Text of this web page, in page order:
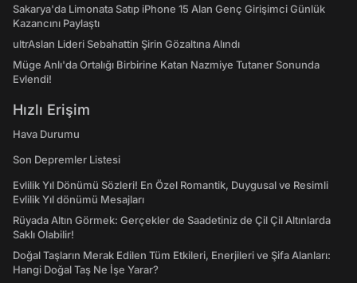
Sakarya'da Limonata Satıp iPhone 15 Alan Genç Girişimci Günlük
Kazancını Paylaştı
ultrAslan Lideri Sebahattin Şirin Gözaltına Alındı
Müge Anlı'da Ortalığı Birbirine Katan Nazmiye Tutaner Sonunda
Evlendi!
Hızlı Erişim
Hava Durumu
Son Depremler Listesi
Evlilik Yıl Dönümü Sözleri! En Özel Romantik, Duygusal ve Resimli
Evlilik Yıl dönümü Mesajları
Rüyada Altın Görmek: Gerçekler de Saadetiniz de Çil Çil Altınlarda
Saklı Olabilir!
Doğal Taşların Merak Edilen Tüm Etkileri, Enerjileri ve Şifa Alanları:
Hangi Doğal Taş Ne İşe Yarar?